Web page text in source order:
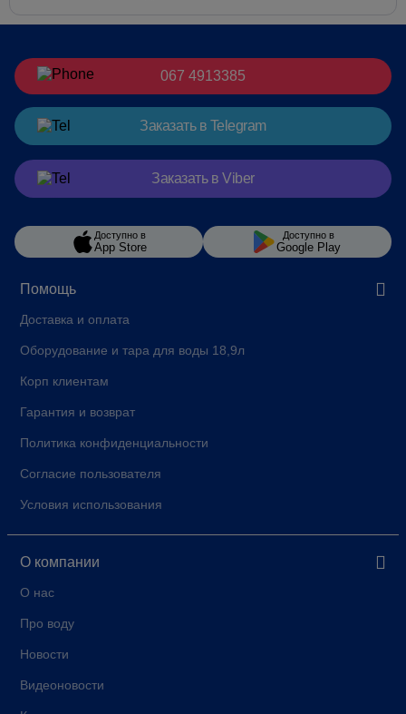
Помощь
Доставка и оплата
Оборудование и тара для воды 18,9л
Корп клиентам
Гарантия и возврат
Политика конфиденциальности
Согласие пользователя
Условия использования
О компании
О нас
Про воду
Новости
Видеоновости
067 4913385
Заказать в Telegram
Заказать в Viber
Доступно в
App Store
Доступно в
Google Play